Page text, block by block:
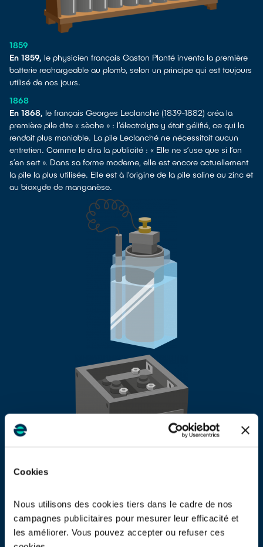
Cookies
Nous utilisons des cookies tiers dans le cadre de nos
campagnes publicitaires pour mesurer leur efficacité et
les améliorer. Vous pouvez accepter ou refuser ces
1859
En 1859, le physicien français Gaston Planté inventa la première
batterie rechargeable au plomb, selon un principe qui est toujours
utilisé de nos jours.
1868
En 1868, le français Georges Leclanché (1839-1882) créa la
première pile dite « sèche » : l’électrolyte y était gélifié, ce qui la
rendait plus maniable. La pile Leclanché ne nécessitait aucun
entretien. Comme le dira la publicité : « Elle ne s’use que si l’on
s’en sert ». Dans sa forme moderne, elle est encore actuellement
la pile la plus utilisée. Elle est à l’origine de la pile saline au zinc et
au bioxyde de manganèse.
1899
En 1899,Waldmar Jungner, un Suédois, inventa la batterie ou
accumulateur au nickel-cadmium.